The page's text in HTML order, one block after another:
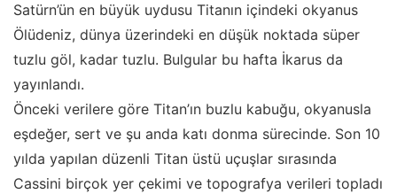
Satürn’ün en büyük uydusu Titanın içindeki okyanus
Ölüdeniz, dünya üzerindeki en düşük noktada süper
tuzlu göl, kadar tuzlu. Bulgular bu hafta İkarus da
yayınlandı.
Önceki verilere göre Titan’ın buzlu kabuğu, okyanusla
eşdeğer, sert ve şu anda katı donma sürecinde. Son 10
yılda yapılan düzenli Titan üstü uçuşlar sırasında
Cassini birçok yer çekimi ve topografya verileri topladı